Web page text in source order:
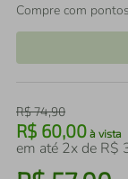
Compre com
R$74,90
R$ 60,00 à vista
em até 2x de R$